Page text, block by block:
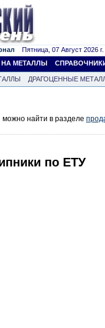
Пятница, 07 Август 2026 г.
МЕТАЛЛЫ
ДРАГОЦЕННЫЕ
найти в разделе
по ЕТУ